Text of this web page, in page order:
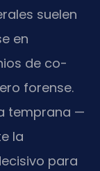
suelen
en
de co-
forense.
temprana —
la
para